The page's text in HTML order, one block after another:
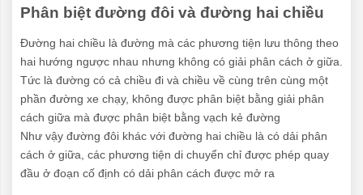
Phân biệt đường đôi và đường hai chiều
Đường hai chiều là đường mà các phương tiện lưu thông theo
hai hướng ngược nhau nhưng không có giải phân cách ở giữa.
Tức là đường có cả chiều đi và chiều về cùng trên cùng một
phần đường xe chạy, không được phân biệt bằng giải phân
cách giữa mà được phân biệt bằng vạch kẻ đường
Như vậy đường đôi khác với đường hai chiều là có dải phân
cách ở giữa, các phương tiện di chuyển chỉ được phép quay
đầu ở đoạn cố định có dải phân cách được mở ra